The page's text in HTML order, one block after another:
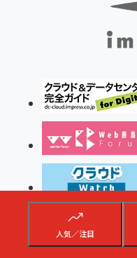
人気／注目